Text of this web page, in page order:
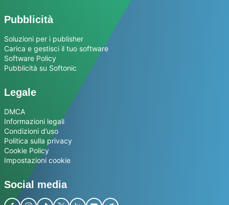
Pubblicità
Soluzioni per i publisher
Carica e gestisci il tuo software
Software Policy
Pubblicità su Softonic
Legale
DMCA
Informazioni legali
Condizioni d’uso
Politica sulla privacy
Cookie Policy
Impostazioni cookie
Social media